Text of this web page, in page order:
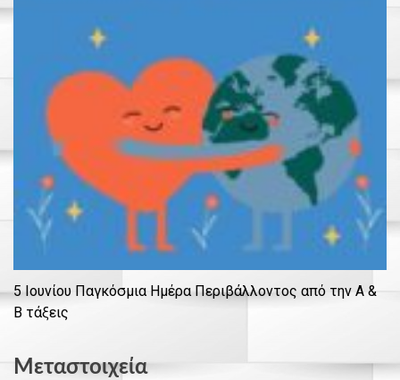
5 Ιουνίου Παγκόσμια Ημέρα Περιβάλλοντος από την Α &
Β τάξεις
Μεταστοιχεία